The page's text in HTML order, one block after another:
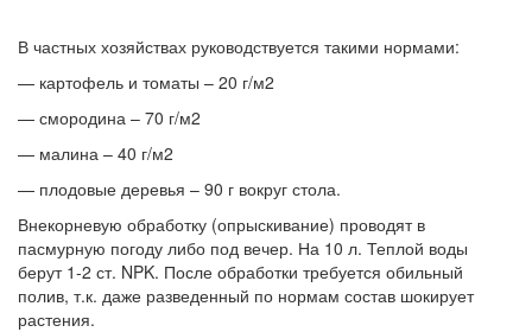
В частных хозяйствах руководствуется такими нормами:
— картофель и томаты – 20 г/м2
— смородина – 70 г/м2
— малина – 40 г/м2
— плодовые деревья – 90 г вокруг стола.
Внекорневую обработку (опрыскивание) проводят в
пасмурную погоду либо под вечер. На 10 л. Теплой воды
берут 1-2 ст. NPK. После обработки требуется обильный
полив, т.к. даже разведенный по нормам состав шокирует
растения.